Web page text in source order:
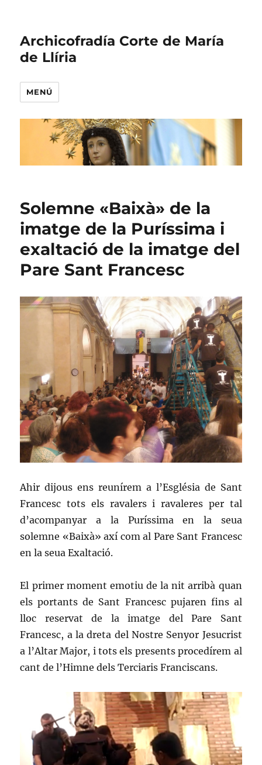
Archicofradía Corte de María
de Llíria
MENÚ
Solemne «Baixà» de la
imatge de la Puríssima i
exaltació de la imatge del
Pare Sant Francesc
Ahir dijous ens reunírem a l’Església de Sant
Francesc tots els ravalers i ravaleres per tal
d’acompanyar a la Puríssima en la seua
solemne «Baixà» axí com al Pare Sant Francesc
en la seua Exaltació.
El primer moment emotiu de la nit arribà quan
els portants de Sant Francesc pujaren fins al
lloc reservat de la imatge del Pare Sant
Francesc, a la dreta del Nostre Senyor Jesucrist
a l’Altar Major, i tots els presents procedírem al
cant de l’Himne dels Terciaris Franciscans.